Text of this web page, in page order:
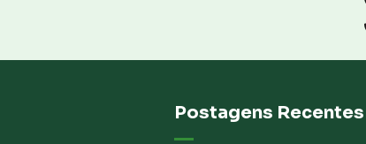
Postagens Recentes